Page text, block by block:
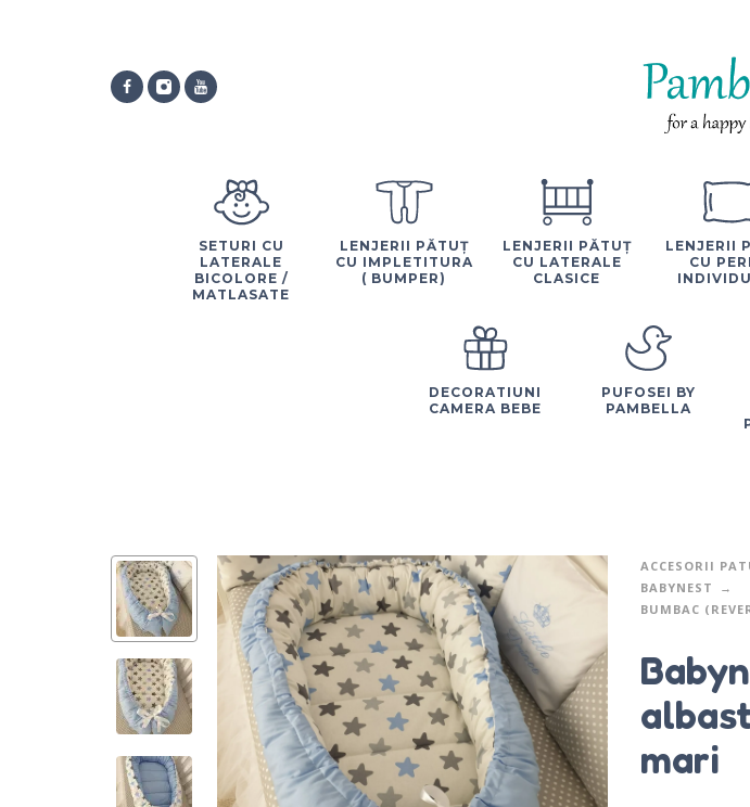
SETURI CU
LATERALE
BICOLORE /
MATLASATE
LENJERII PĂTUȚ
CU IMPLETITURA
( BUMPER)
LENJERII PĂTUȚ
CU LATERALE
CLASICE
LENJERII
CU
DECORATIUNI
CAMERA BEBE
PUFOSEI BY
PAMBELLA
ACCESORII
BABYNEST
BUMBAC
mari